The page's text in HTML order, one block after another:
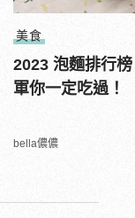
美食
2023 泡麵排行
軍你一定吃過！
bella儂儂